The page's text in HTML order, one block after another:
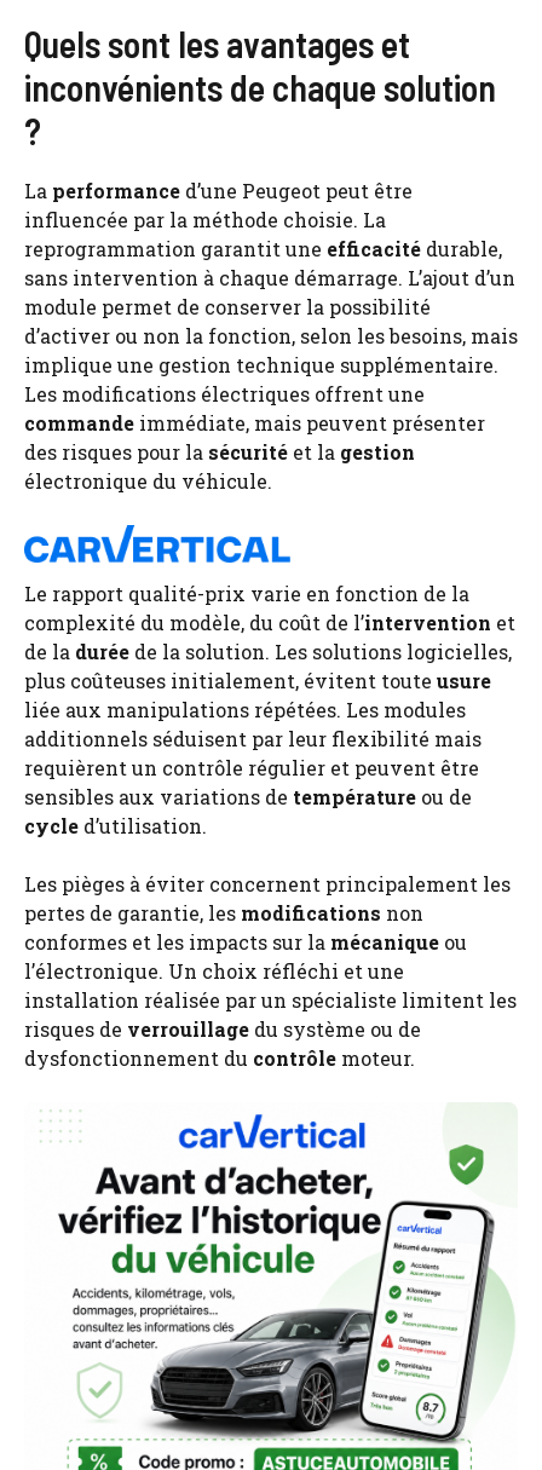
Quels sont les avantages et
inconvénients de chaque solution
?
La performance d’une Peugeot peut être
influencée par la méthode choisie. La
reprogrammation garantit une efficacité durable,
sans intervention à chaque démarrage. L’ajout d’un
module permet de conserver la possibilité
d’activer ou non la fonction, selon les besoins, mais
implique une gestion technique supplémentaire.
Les modifications électriques offrent une
commande immédiate, mais peuvent présenter
des risques pour la sécurité et la gestion
électronique du véhicule.
Le rapport qualité-prix varie en fonction de la
complexité du modèle, du coût de l’intervention et
de la durée de la solution. Les solutions logicielles,
plus coûteuses initialement, évitent toute usure
liée aux manipulations répétées. Les modules
additionnels séduisent par leur flexibilité mais
requièrent un contrôle régulier et peuvent être
sensibles aux variations de température ou de
cycle d’utilisation.
Les pièges à éviter concernent principalement les
pertes de garantie, les modifications non
conformes et les impacts sur la mécanique ou
l’électronique. Un choix réfléchi et une
installation réalisée par un spécialiste limitent les
risques de verrouillage du système ou de
dysfonctionnement du contrôle moteur.